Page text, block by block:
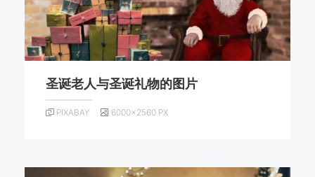
圣诞老人与圣诞礼物的图片
PIXABAY 6000×2560 PX